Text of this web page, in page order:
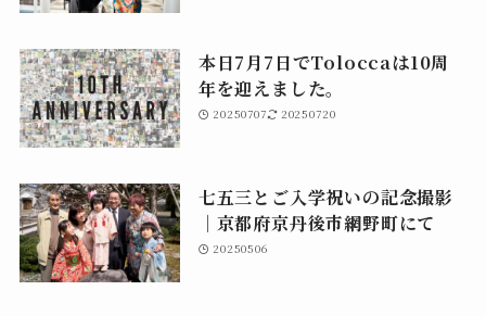
本日7月7日でToloccaは10周
年を迎えました。
20250707 20250720
七五三とご入学祝いの記念撮影
｜京都府京丹後市網野町にて
20250506